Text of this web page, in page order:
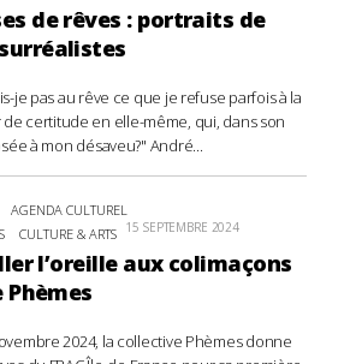
de rêves : portraits de
je pas au rêve ce que je refuse parfois à la
certitude en elle-même, qui, dans son
à mon désaveu?" André...
AGENDA CULTUREL
CULTURE & ARTS 15 SEPTEMBRE 2024
l’oreille aux colimaçons
2024, la collective Phèmes donne